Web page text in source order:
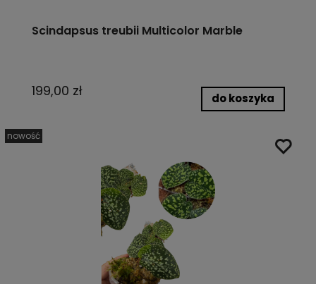
Scindapsus treubii Multicolor Marble
199,00 zł do koszyka
nowość